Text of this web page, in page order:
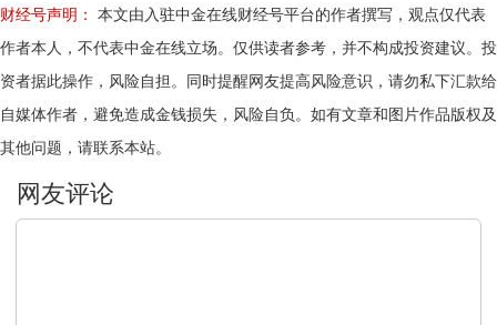
财经号声明：
本文由入驻中金在线财经号平台的作者撰写，观点仅代表
作者本人，不代表中金在线立场。仅供读者参考，并不构成投资建议。投
资者据此操作，风险自担。同时提醒网友提高风险意识，请勿私下汇款给
自媒体作者，避免造成金钱损失，风险自负。如有文章和图片作品版权及
其他问题，请联系本站。